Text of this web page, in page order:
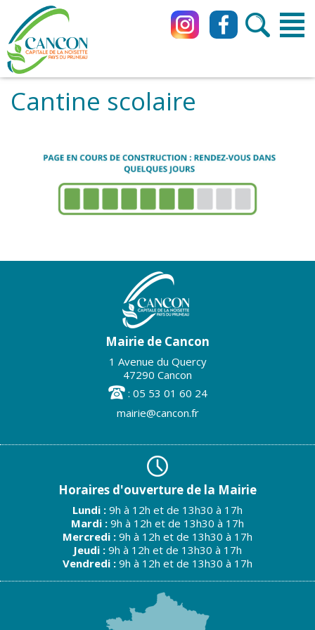
Cantine scolaire
Mairie de Cancon
1 Avenue du Quercy
47290 Cancon
: 05 53 01 60 24
mairie@cancon.fr
Horaires d'ouverture de la Mairie
Lundi : 9h à 12h et de 13h30 à 17h
Mardi : 9h à 12h et de 13h30 à 17h
Mercredi : 9h à 12h et de 13h30 à 17h
Jeudi : 9h à 12h et de 13h30 à 17h
Vendredi : 9h à 12h et de 13h30 à 17h